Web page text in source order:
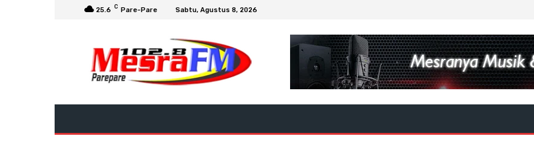
25.6 C Pare-Pare Sabtu, Agustus 8, 2026